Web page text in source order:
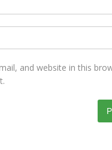
and website in this